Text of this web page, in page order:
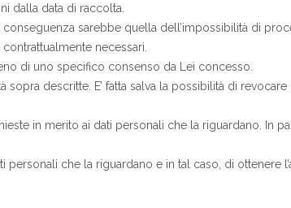
dalla data di raccolta.
sarebbe quella dell’impossibilità di
necessari.
di uno specifico consenso da Lei concesso.
descritte. E’ fatta salva la possibilità di
in merito ai dati personali che la riguardano. In
che la riguardano e in tal caso, di ottenere